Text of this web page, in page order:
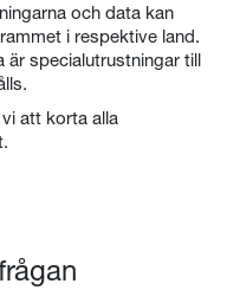
och data kan
i respektive land.
är specialutrustningar till
att korta alla